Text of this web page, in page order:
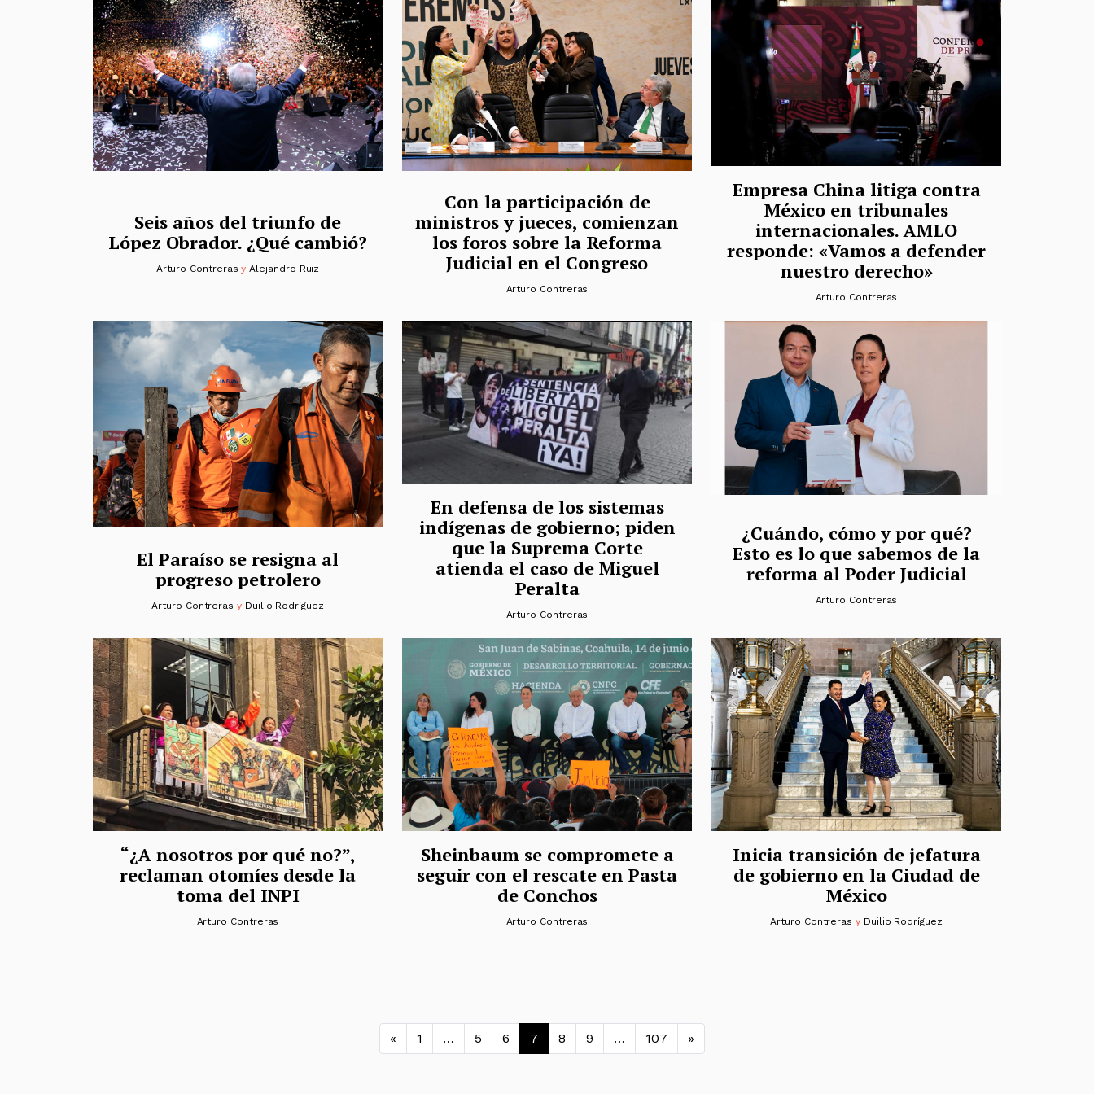
Seis años del triunfo de
López Obrador. ¿Qué cambió?
Arturo Contreras yAlejandro Ruiz
Con la participación de
ministros y jueces, comienzan
los foros sobre la Reforma
Judicial en el Congreso
Arturo Contreras
Empresa China litiga contra
México en tribunales
internacionales. AMLO
responde: «Vamos a defender
nuestro derecho»
Arturo Contreras
El Paraíso se resigna al
progreso petrolero
Arturo Contreras y Duilio Rodríguez
En defensa de los sistemas
indígenas de gobierno; piden
que la Suprema Corte
atienda el caso de Miguel
Peralta
Arturo Contreras
¿Cuándo, cómo y por qué?
Esto es lo que sabemos de la
reforma al Poder Judicial
Arturo Contreras
“¿A nosotros por qué no?”,
reclaman otomíes desde la
toma del INPI
Arturo Contreras
Sheinbaum se compromete a
seguir con el rescate en Pasta
de Conchos
Arturo Contreras
Inicia transición de jefatura
de gobierno en la Ciudad de
México
Arturo Contreras y Duilio Rodríguez
Navegación de entradas
« 1 … 5 6 7 8 9 … 107 »